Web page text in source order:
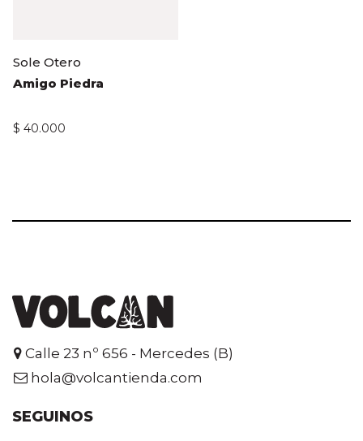
Sole Otero
Amigo Piedra
$ 40.000
Calle 23 nº 656 - Mercedes (B)
hola@volcantienda.com
SEGUINOS